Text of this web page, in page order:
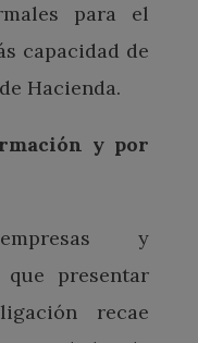
para el
capacidad de
Hacienda.
y por
y
presentar
recae